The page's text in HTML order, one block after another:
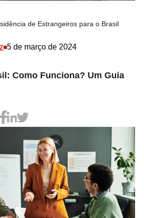
de Estrangeiros para o Brasil
5 de março de 2024
Como Funciona? Um Guia